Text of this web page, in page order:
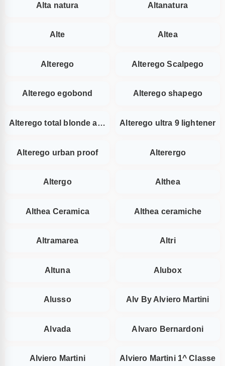
Alta natura Altanatura
Alte Altea
Alterego Alterego Scalpego
Alterego egobond Alterego shapego
Alterego total blonde activator Alterego ultra 9 lightener
Alterego urban proof Alterergo
Altergo Althea
Althea Ceramica Althea ceramiche
Altramarea Altri
Altuna Alubox
Alusso Alv By Alviero Martini
Alvada Alvaro Bernardoni
Alviero Martini Alviero Martini 1^ Classe